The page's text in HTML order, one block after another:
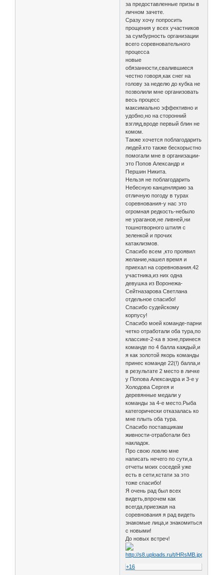
за предоставленные призы в
личном зачете.
Сразу хочу попросить
прощения у всех участников
за сумбурность организации
всего соревновательного
процесса
новые
обязанности,свалившиеся
честно говоря,как снег на
голову за неделю до кубка не
позволили мне организовать
весь процесс
максимально эффективно и
удобно,но на сторонний
взгляд,вроде первый блин не
комом.
Также хочется поблагодарить
людей.кто также бескорыстно
помогали мне в организации-
это Попов Александр и
Першин Никита.
Нельзя не поблагодарить
Небесную канценлярию за
отличную погоду в турах
соревнования-у нас это
огромная редкость-небыло
не ураганов,не ливней,ни
тошнотворного штиля с
зеленкой и прочих
катаклизмов.
Спасибо всем ,кто проявил
желание,нашел время и
приехал на соревнования.42
участника,из них одна
девушка из Воронежа-
Сейтназарова Светлана
отдельное спасибо!
Спасибо судейскому
корпусу!
Спасибо моей команде-парни
четко отработали оба тура,по
классике-2-ка в зоне,принеся
команде по 4 балла каждый,и
я как золотой якорь команды
принес команде 22(!) балла,и
в результате 2 место в личке
у Попова Александра и 3-е у
Холодова Сергея и
деревянные медали у
команды за 4-е место.Рыба
категорически отказалась ко
мне плыть оба тура.
Спасибо поставщикам
живности-отработали без
накладок.
Про свою ловлю мне
написать нечего по сути,а
отчеты моих соседей уже
есть в сети,кстати за это
тоже спасибо!
Я очень рад был всех
видеть,впрочем как
всегда,приезжая на
соревнования я рад видеть
знакомые лица,и знакомиться
с новыми!
До новых встреч!
+16